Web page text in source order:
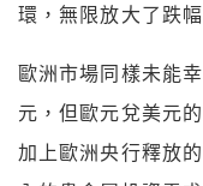
環，無限放大了跌幅
歐洲市場同樣未能
元，但歐元兌美元
加上歐洲央行釋放